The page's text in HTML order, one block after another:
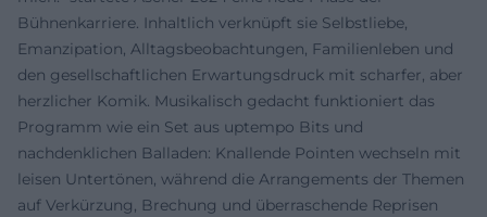
Bühnenkarriere. Inhaltlich verknüpft sie Selbstliebe,
Emanzipation, Alltagsbeobachtungen, Familienleben und
den gesellschaftlichen Erwartungsdruck mit scharfer, aber
herzlicher Komik. Musikalisch gedacht funktioniert das
Programm wie ein Set aus uptempo Bits und
nachdenklichen Balladen: Knallende Pointen wechseln mit
leisen Untertönen, während die Arrangements der Themen
auf Verkürzung, Brechung und überraschende Reprisen